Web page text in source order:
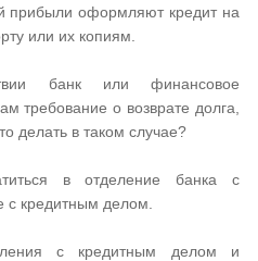
прибыли оформляют кредит на
или их копиям.
банк или финансовое
требование о возврате долга,
делать в таком случае?
в отделение банка с
с кредитным делом.
с кредитным делом и